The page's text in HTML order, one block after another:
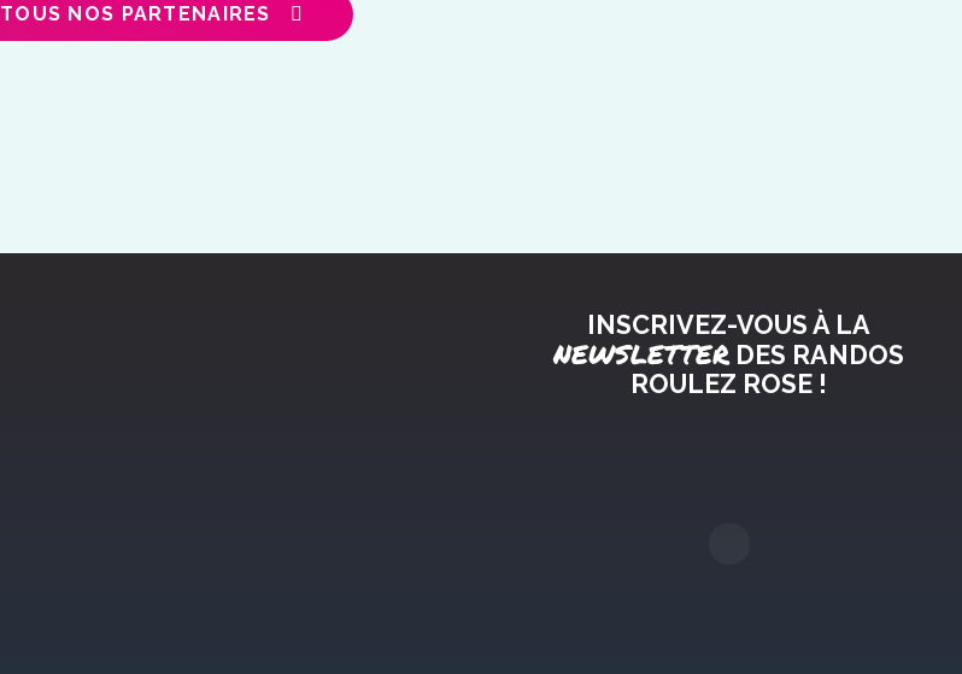
TOUS NOS PARTENAIRES
INSCRIVEZ-VOUS À LA
NEWSLETTERDES RANDOS
ROULEZ ROSE !